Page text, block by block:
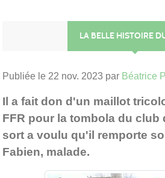
LA BELLE HISTOIRE
Publiée le 22 nov. 2023 par Béatrice
Il a fait don d'un maillot
FFR pour la tombola du club
sort a voulu qu'il remporte
Fabien, malade.